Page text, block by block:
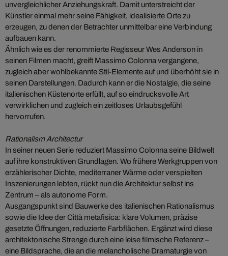
unvergleichlicher Anziehungskraft. Damit unterstreicht der
Künstler einmal mehr seine Fähigkeit, idealisierte Orte zu
erzeugen, zu denen der Betrachter unmittelbar eine Verbindung
aufbauen kann.
Ähnlich wie es der renommierte Regisseur Wes Anderson in
seinen Filmen macht, greift Massimo Colonna vergangene,
zugleich aber wohlbekannte Stil-Elemente auf und überhöht sie in
seinen Darstellungen. Dadurch kann er die Nostalgie, die seine
italienischen Küstenorte erfüllt, auf so eindrucksvolle Art
verwirklichen und zugleich ein zeitloses Urlaubsgefühl
hervorrufen.
Rationalism Architectur
In seiner neuen Serie reduziert Massimo Colonna seine Bildwelt
auf ihre konstruktiven Grundlagen. Wo frühere Werkgruppen von
erzählerischer Dichte, mediterraner Wärme oder verspielten
Inszenierungen lebten, rückt nun die Architektur selbst ins
Zentrum – als autonome Form.
Ausgangspunkt sind Bauwerke des italienischen Rationalismus
sowie die Idee der Città metafisica: klare Volumen, präzise
gesetzte Öffnungen, reduzierte Farbflächen. Ergänzt wird diese
architektonische Strenge durch eine leise filmische Referenz –
eine Bildsprache, die an die melancholische Dramaturgie von